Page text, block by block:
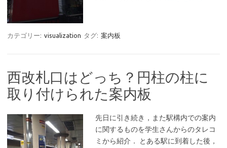
カテゴリー: visualization タグ: 案内板
西改札口はどっち？円柱の柱に
取り付けられた案内板
先日に引き続き，また駅構内での案内
に関するものを学生さんからのタレコ
ミから紹介． とある駅に到着した後，